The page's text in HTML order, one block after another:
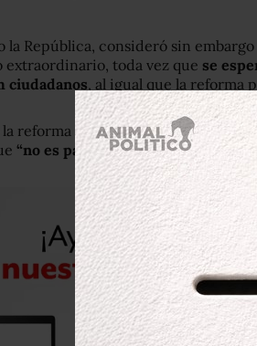
la República, consideró sin
toda vez que se
ciudadanos, al igual que la reforma
reforma energética al señalar que sí
“no es para un periodo